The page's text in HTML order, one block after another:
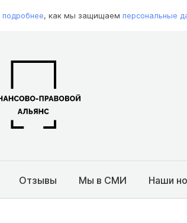
подробнее, как мы защищаем персональные
Отзывы Мы в СМИ Наши